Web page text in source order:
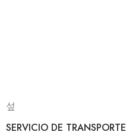
SERVICIO DE TRANSPORTE